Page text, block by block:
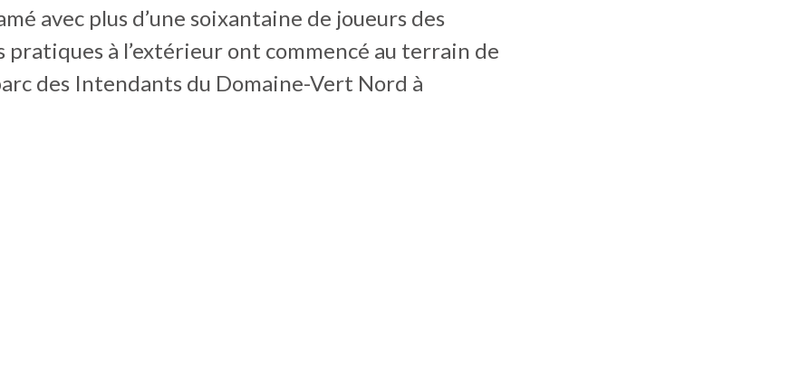
avec plus d’une soixantaine de joueurs des
pratiques à l’extérieur ont commencé au terrain de
des Intendants du Domaine-Vert Nord à